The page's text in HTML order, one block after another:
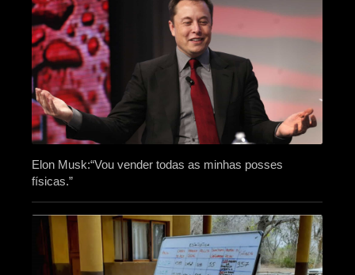
Elon Musk:“Vou vender todas as minhas posses
físicas.”